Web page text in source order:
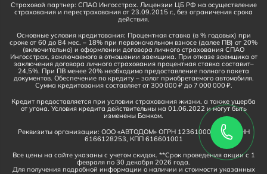
Страховой партнер: СПАО Ингосстрах. Лицензии ЦБ РФ на осуществление
страхования и перестрахования от 23.09.2015 г., без ограничения срока
действия.
Основные условия кредитования: Процентная ставка (в % годовых) при
сроке от 60 до 84 мес. – 18% при первоначальном взносе (далее ПВ) от 20%
(включительно) и оформлении договора личного страхования СПАО
Ингосстрах, заключаемого в отношении заемщика. При отказе заемщика от
заключения договора личного страхования процентная ставка составит–
24,5%. При ПВ менее 20% необходимо предоставление полного пакета
документов. Обеспечение по кредиту – залог приобретаемого автомобиля.
Сумма кредитования составляет от 300 000 ₽ до 7 000 000 ₽.
Кредит предоставляется при условии страхования жизни, а также ущерба
от угона. Условия кредита действительны на 01.06.2022 и могут быть
изменены Банком.
Реквизиты организации: ООО «АВТОДОМ» ОГРН 1236100016910, ИНН
6166128253, КПП 616601001
Все цены на сайте указаны с учетом скидок. **Срок проведения акции с 1
февраля по 30 декабря 2026 года.
Для получения подробной информации о наличии и стоимости указанных